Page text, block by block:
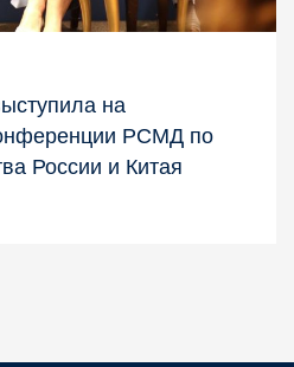
на
РСМД по
России и Китая